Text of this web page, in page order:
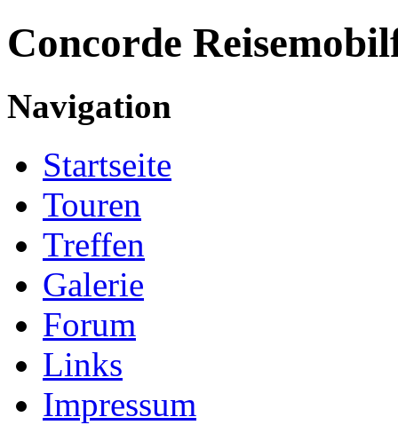
Concorde
Navigation
Startseite
Touren
Treffen
Galerie
Forum
Links
Impressum